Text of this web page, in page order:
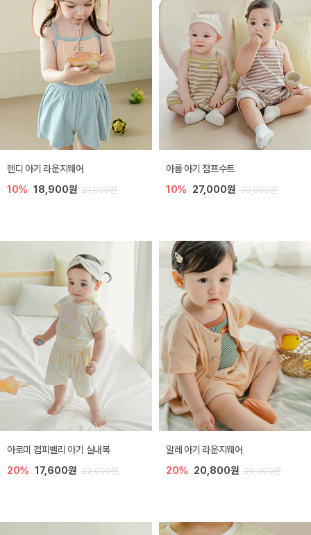
렌디 아기 라운지웨어
10% 18,900원 21,000원
아롬 아기 점프수트
10% 27,000원 30,000원
아로미 컴피벨리 아기 실내복
20% 17,600원 22,000원
알레 아기 라운지웨어
20% 20,800원 26,000원